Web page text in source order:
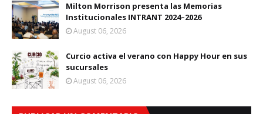
Milton Morrison presenta las Memorias
Institucionales INTRANT 2024–2026
August 06, 2026
Curcio activa el verano con Happy Hour en sus
sucursales
August 06, 2026